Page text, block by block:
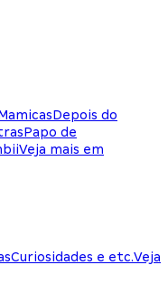
Depois do
Papo de
Veja mais em
Curiosidades e etc.Veja